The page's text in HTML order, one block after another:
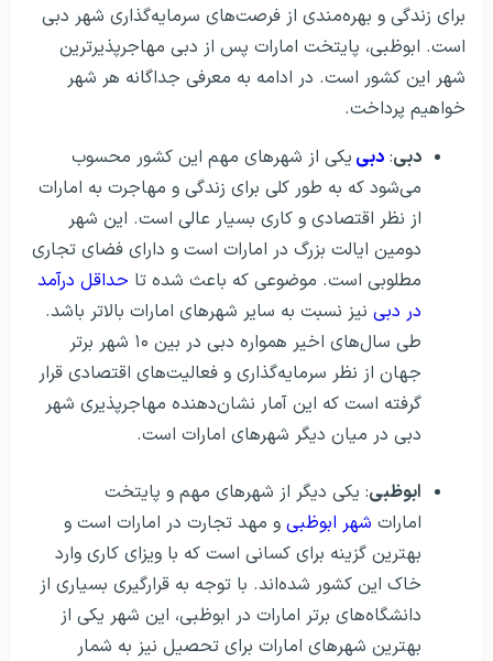
برای زندگی و بهره‌مندی از فرصت‌های سرمایه‌گذاری شهر دبی
است. ابوظبی، پایتخت امارات پس از دبی مهاجرپذیرترین
شهر این کشور است. در ادامه به معرفی جداگانه هر شهر
خواهیم پرداخت.
دبی: دبی یکی از شهرهای مهم این کشور محسوب
می‌شود که به طور کلی برای زندگی و مهاجرت به امارات
از نظر اقتصادی و کاری بسیار عالی است. این شهر
دومین ایالت بزرگ در امارات است و دارای فضای تجاری
مطلوبی است. موضوعی که باعث شده تا حداقل درآمد
در دبی نیز نسبت به سایر شهرهای امارات بالاتر باشد.
طی سال‌های اخیر همواره دبی در بین ۱۰ شهر برتر
جهان از نظر سرمایه‌گذاری و فعالیت‌های اقتصادی قرار
گرفته است که این آمار نشان‌دهنده مهاجرپذیری شهر
دبی در میان دیگر شهرهای امارات است.
ابوظبی: یکی دیگر از شهرهای مهم و پایتخت
امارات شهر ابوظبی و مهد تجارت در امارات است و
بهترین گزینه برای کسانی است که با ویزای کاری وارد
خاک این کشور شده‌اند. با توجه به قرارگیری بسیاری از
دانشگاه‌های برتر امارات در ابوظبی، این شهر یکی از
بهترین شهرهای امارات برای تحصیل نیز به شمار